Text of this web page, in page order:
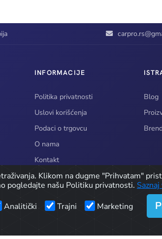
INFORMACIJE
Politika privatnosti
Uslovi korišćenja
Podaci o trgovcu
O nama
Kontakt
Blog
CarPro doo / Detailing Oprema. Sva prava zadržana.
Klikom na dugme "Prihvatam"
pogledajte našu Politiku privatnosti.
Analitički Trajni Marketing